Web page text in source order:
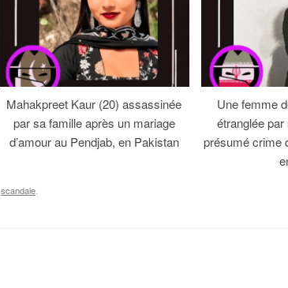
Mahakpreet Kaur (20) assassinée
par sa famille après un mariage
d’amour au Pendjab, en Pakistan
Une femme
étranglée
présumé crime
scandale